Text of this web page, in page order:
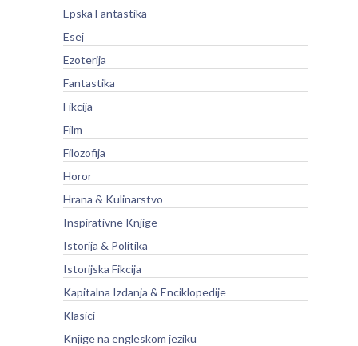
Epska Fantastika
Esej
Ezoterija
Fantastika
Fikcija
Film
Filozofija
Horor
Hrana & Kulinarstvo
Inspirativne Knjige
Istorija & Politika
Istorijska Fikcija
Kapitalna Izdanja & Enciklopedije
Klasici
Knjige na engleskom jeziku